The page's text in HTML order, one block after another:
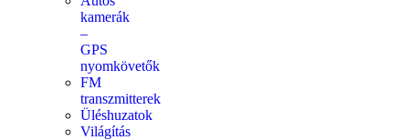
kamerák
–
GPS
nyomkövetők
FM
transzmitterek
Üléshuzatok
Világítás